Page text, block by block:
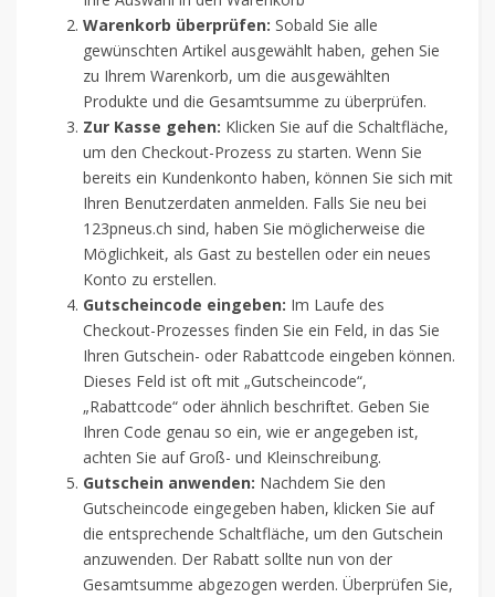
Warenkorb überprüfen: Sobald Sie alle
gewünschten Artikel ausgewählt haben, gehen Sie
zu Ihrem Warenkorb, um die ausgewählten
Produkte und die Gesamtsumme zu überprüfen.
Zur Kasse gehen: Klicken Sie auf die Schaltfläche,
um den Checkout-Prozess zu starten. Wenn Sie
bereits ein Kundenkonto haben, können Sie sich mit
Ihren Benutzerdaten anmelden. Falls Sie neu bei
123pneus.ch sind, haben Sie möglicherweise die
Möglichkeit, als Gast zu bestellen oder ein neues
Konto zu erstellen.
Gutscheincode eingeben: Im Laufe des
Checkout-Prozesses finden Sie ein Feld, in das Sie
Ihren Gutschein- oder Rabattcode eingeben können.
Dieses Feld ist oft mit „Gutscheincode“,
„Rabattcode“ oder ähnlich beschriftet. Geben Sie
Ihren Code genau so ein, wie er angegeben ist,
achten Sie auf Groß- und Kleinschreibung.
Gutschein anwenden: Nachdem Sie den
Gutscheincode eingegeben haben, klicken Sie auf
die entsprechende Schaltfläche, um den Gutschein
anzuwenden. Der Rabatt sollte nun von der
Gesamtsumme abgezogen werden. Überprüfen Sie,